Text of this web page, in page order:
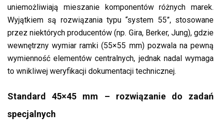
uniemożliwiają mieszanie komponentów różnych marek.
Wyjątkiem są rozwiązania typu “system 55”, stosowane
przez niektórych producentów (np. Gira, Berker, Jung), gdzie
wewnętrzny wymiar ramki (55×55 mm) pozwala na pewną
wymienność elementów centralnych, jednak nadal wymaga
to wnikliwej weryfikacji dokumentacji technicznej.
Standard 45×45 mm – rozwiązanie do zadań
specjalnych